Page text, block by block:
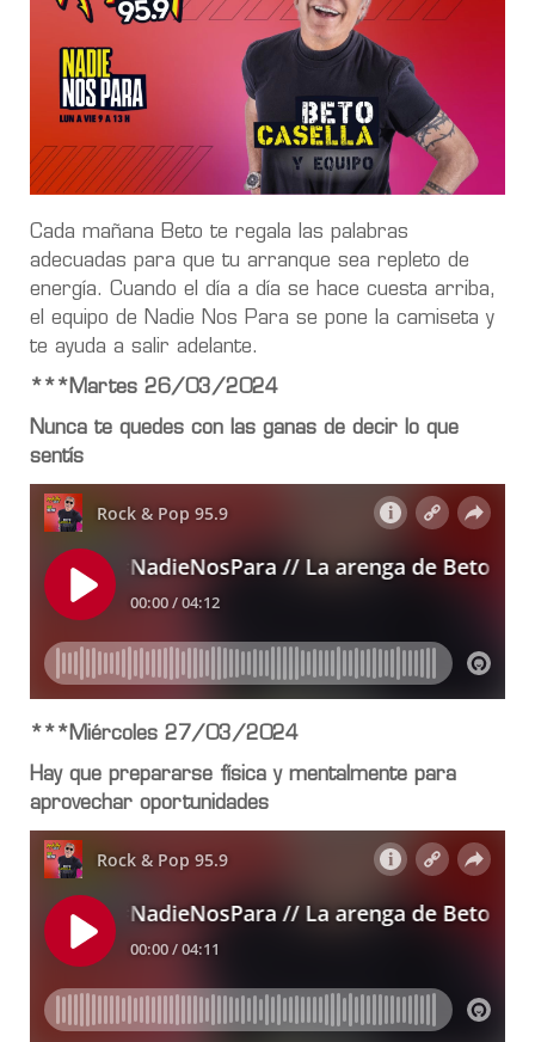
Cada mañana Beto te regala las palabras
adecuadas para que tu arranque sea repleto de
energía. Cuando el día a día se hace cuesta arriba,
el equipo de Nadie Nos Para se pone la camiseta y
te ayuda a salir adelante.
***Martes 26/03/2024
Nunca te quedes con las ganas de decir lo que
sentís
***Miércoles 27/03/2024
Hay que prepararse física y mentalmente para
aprovechar oportunidades